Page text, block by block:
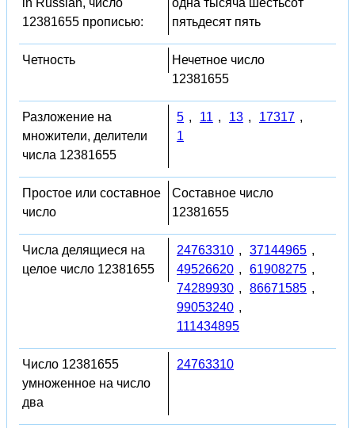
12381655 прописью:
пятьдесят пять
Четность
Нечетное число
12381655
Разложение на
множители, делители
числа 12381655
5 , 11 , 13 , 17317 ,
1
Простое или составное
число
Составное число
12381655
Числа делящиеся на
целое число 12381655
24763310 , 37144965 ,
49526620 , 61908275 ,
74289930 , 86671585 ,
99053240 ,
111434895
Число 12381655
умноженное на число
два
24763310